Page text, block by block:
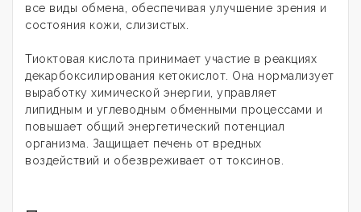
все виды обмена, обеспечивая улучшение зрения и
состояния кожи, слизистых.
Тиоктовая кислота принимает участие в реакциях
декарбоксилирования кетокислот. Она нормализует
выработку химической энергии, управляет
липидным и углеводным обменными процессами и
повышает общий энергетический потенциал
организма. Защищает печень от вредных
воздействий и обезвреживает от токсинов.